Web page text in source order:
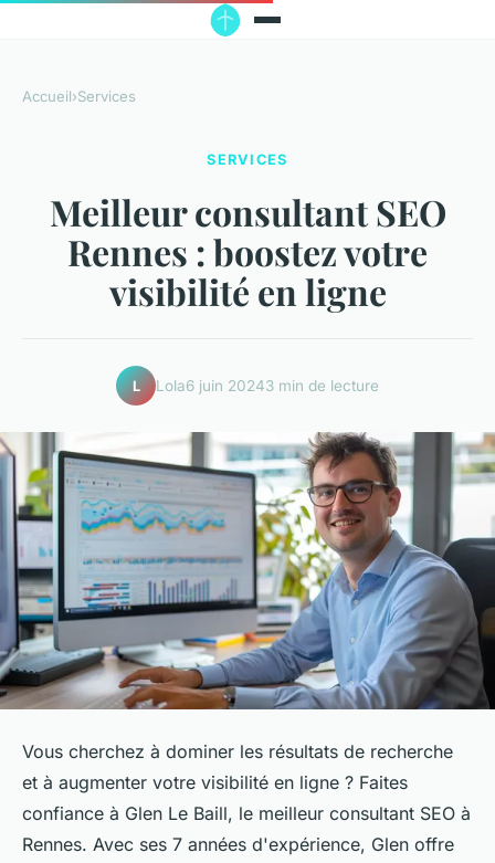
Accueil›Services
SERVICES
Meilleur consultant SEO
Rennes : boostez votre
visibilité en ligne
L Lola6 juin 20243 min de lecture
Vous cherchez à dominer les résultats de recherche
et à augmenter votre visibilité en ligne ? Faites
confiance à Glen Le Baill, le meilleur consultant SEO à
Rennes. Avec ses 7 années d'expérience, Glen offre